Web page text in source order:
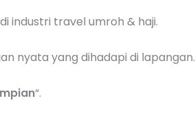
industri travel umroh & haji.
nyata yang dihadapi di lapangan.
“.